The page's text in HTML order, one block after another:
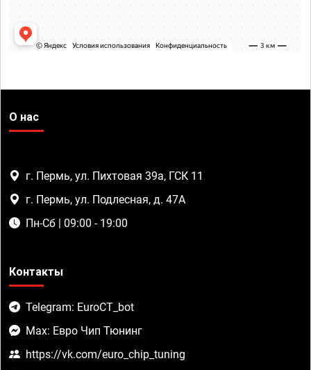
О нас
г. Пермь, ул. Пихтовая 39а, ГСК 11
г. Пермь, ул. Подлесная, д. 47А
Пн-Сб | 09:00 - 19:00
Контакты
Telegram: EuroCT_bot
Max: Евро Чип Тюнинг
https://vk.com/euro_chip_tuning